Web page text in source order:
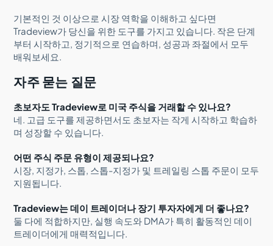
기본적인 것 이상으로 시장 역학을 이해하고 싶다면
Tradeview가 당신을 위한 도구를 가지고 있습니다. 작은 단계
부터 시작하고, 정기적으로 연습하며, 성공과 좌절에서 모두
배워보세요.
자주 묻는 질문
초보자도 Tradeview로 미국 주식을 거래할 수 있나요?
네. 고급 도구를 제공하면서도 초보자는 작게 시작하고 학습하
며 성장할 수 있습니다.
어떤 주식 주문 유형이 제공되나요?
시장, 지정가, 스톱, 스톱-지정가 및 트레일링 스톱 주문이 모두
지원됩니다.
Tradeview는 데이 트레이더나 장기 투자자에게 더 좋나요?
둘 다에 적합하지만, 실행 속도와 DMA가 특히 활동적인 데이
트레이더에게 매력적입니다.